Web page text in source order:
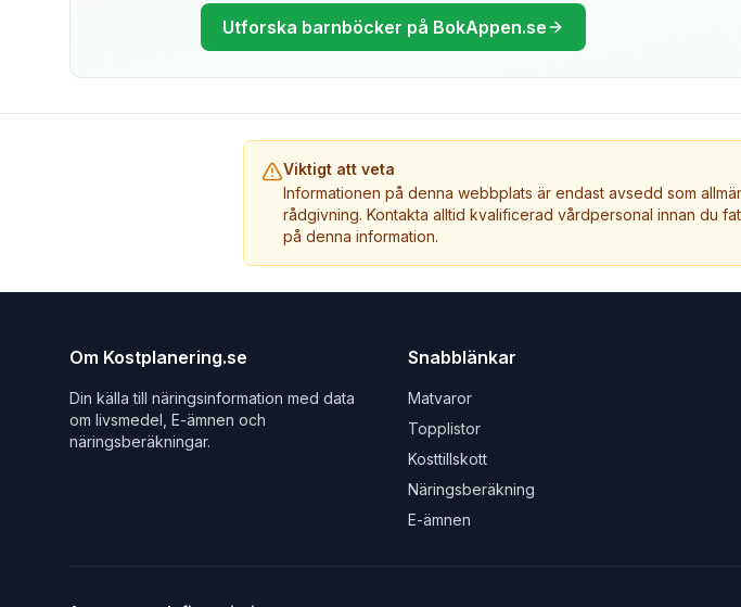
Utforska barnböcker på BokAppen.se
Viktigt att veta
Informationen på denna webbplats är endast avsedd som
rådgivning. Kontakta alltid kvalificerad vårdpersonal innan du
på denna information.
Om Kostplanering.se
Din källa till näringsinformation med data
om livsmedel, E-ämnen och
näringsberäkningar.
Snabblänkar
Matvaror
Topplistor
Kosttillskott
Näringsberäkning
E-ämnen